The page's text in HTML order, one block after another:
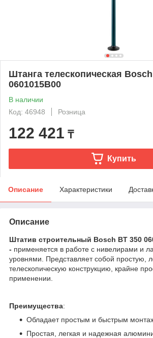
Штанга телескопическая
0601015B00
В наличии
Код: 46948
Розница
122 421 ₸
Купить
Описание Характеристики
Описание
Штатив строительный Bosch BT 350
- применяется в работе с нивелирами и
уровнями. Представляет собой простую,
телескопическую конструкцию, крайне
применении.
Преимущества:
Обладает простым и быстрым
Простая, легкая и надежная